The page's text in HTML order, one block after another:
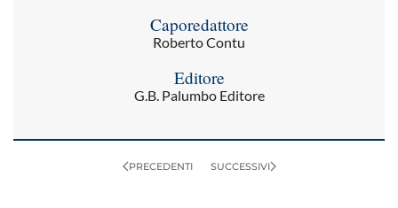
Caporedattore
Roberto Contu
Editore
G.B. Palumbo Editore
PRECEDENTI SUCCESSIVI